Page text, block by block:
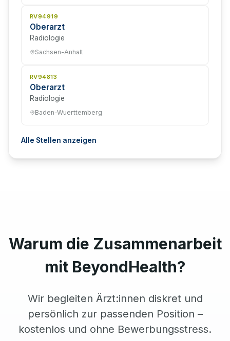
RV94919
Oberarzt
Radiologie
Sachsen-Anhalt
RV94813
Oberarzt
Radiologie
Baden-Wuerttemberg
Alle Stellen anzeigen
Warum die Zusammenarbeit
mit BeyondHealth?
Wir begleiten Ärzt:innen diskret und
persönlich zur passenden Position –
kostenlos und ohne Bewerbungsstress.